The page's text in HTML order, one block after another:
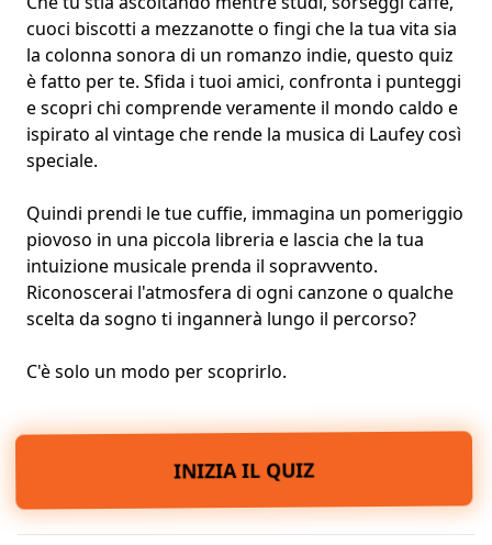
cuoci biscotti a mezzanotte o fingi che la tua vita sia
la colonna sonora di un romanzo indie, questo quiz
è fatto per te. Sfida i tuoi amici, confronta i punteggi
e scopri chi comprende veramente il mondo caldo e
ispirato al vintage che rende la musica di Laufey così
speciale.
Quindi prendi le tue cuffie, immagina un pomeriggio
piovoso in una piccola libreria e lascia che la tua
intuizione musicale prenda il sopravvento.
Riconoscerai l'atmosfera di ogni canzone o qualche
scelta da sogno ti ingannerà lungo il percorso?
C'è solo un modo per scoprirlo.
INIZIA IL QUIZ